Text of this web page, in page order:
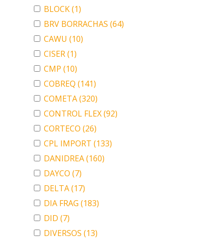
BLOCK(1)
BRV BORRACHAS (64)
CAWU (10)
CISER(1)
CMP (10)
COBREQ (141)
COMETA(320)
CONTROL FLEX(92)
CORTECO (26)
CPL IMPORT (133)
DANIDREA(160)
DAYCO (7)
DELTA(17)
DIA FRAG (183)
DID (7)
DIVERSOS (13)